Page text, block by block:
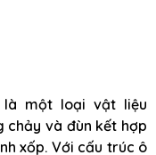
là một loại vật liệu
chảy và đùn kết hợp
xốp. Với cấu trúc ô